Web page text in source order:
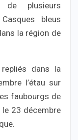
de plusieurs
bleus
la région de
dans la
l’étau sur
faubourgs de
le 23 décembre